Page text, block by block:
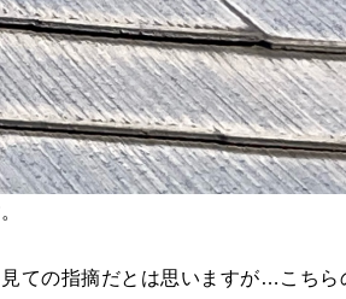
ての指摘だとは思いますが…こちら